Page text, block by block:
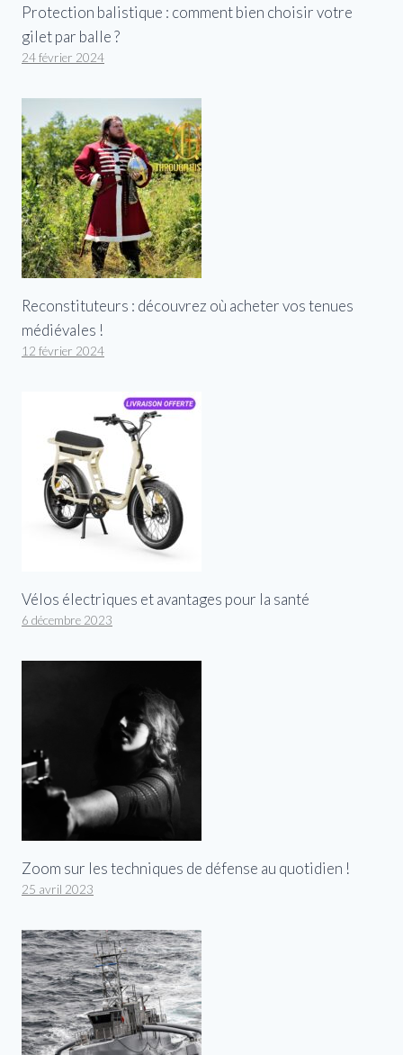
Protection balistique : comment bien choisir votre
gilet par balle ?
24 février 2024
Reconstituteurs : découvrez où acheter vos tenues
médiévales !
12 février 2024
Vélos électriques et avantages pour la santé
6 décembre 2023
Zoom sur les techniques de défense au quotidien !
25 avril 2023